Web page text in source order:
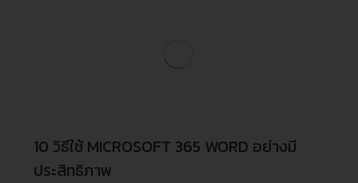
10 วิธีใช้ MICROSOFT 365 WORD อย่างมี
ประสิทธิภาพ